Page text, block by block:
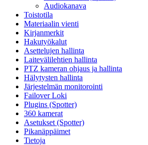
Audiokanava
Toistotila
Materiaalin vienti
Kirjanmerkit
Hakutyökalut
Asettelujen hallinta
Laitevälilehtien hallinta
PTZ kameran ohjaus ja hallinta
Hälytysten hallinta
Järjestelmän monitorointi
Failover Loki
Plugins (Spotter)
360 kamerat
Asetukset (Spotter)
Pikanäppäimet
Tietoja